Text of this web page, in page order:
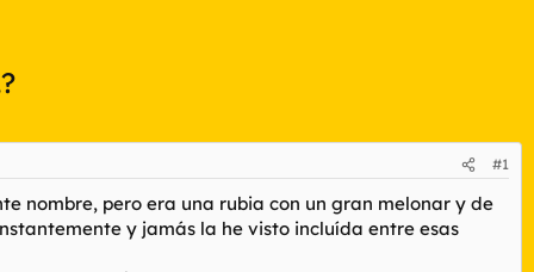
#1
nombre, pero era una rubia con un gran melonar y de
y jamás la he visto incluída entre esas